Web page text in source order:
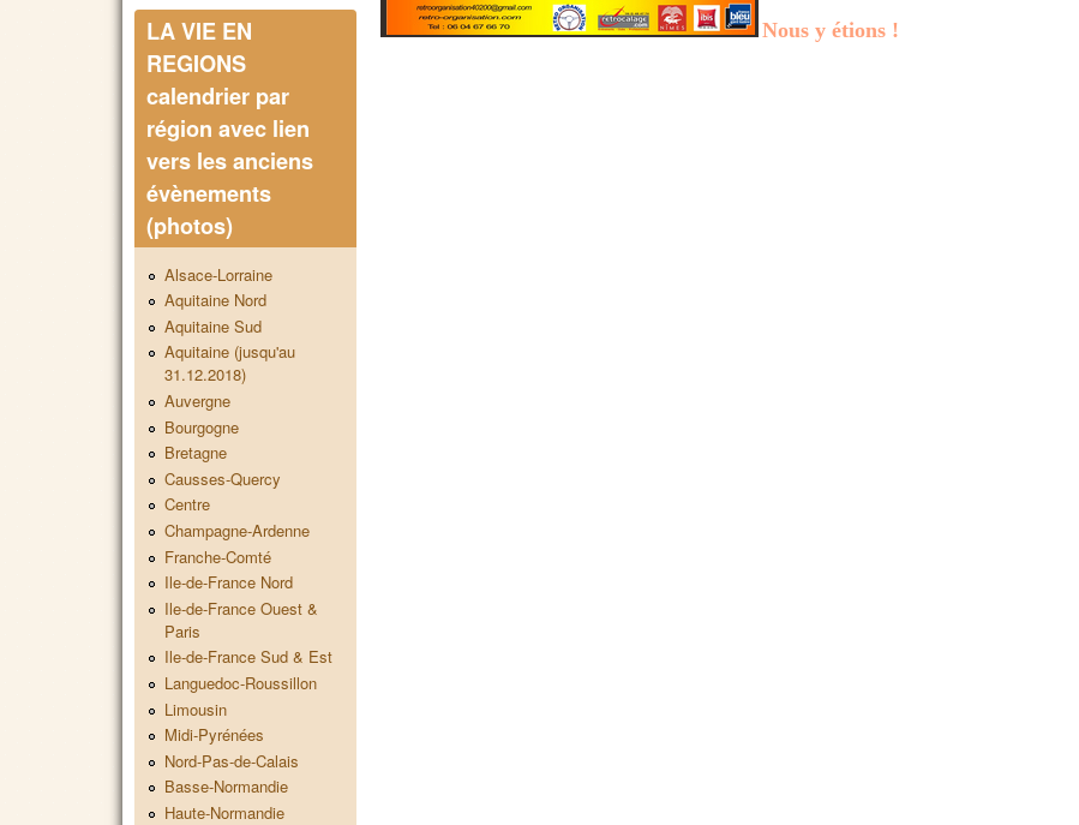
Nous y étions !
LA VIE EN
REGIONS
calendrier par
région avec lien
vers les anciens
évènements
(photos)
Alsace-Lorraine
Aquitaine Nord
Aquitaine Sud
Aquitaine (jusqu'au
31.12.2018)
Auvergne
Bourgogne
Bretagne
Causses-Quercy
Centre
Champagne-Ardenne
Franche-Comté
Ile-de-France Nord
Ile-de-France Ouest &
Paris
Ile-de-France Sud & Est
Languedoc-Roussillon
Limousin
Midi-Pyrénées
Nord-Pas-de-Calais
Basse-Normandie
Haute-Normandie